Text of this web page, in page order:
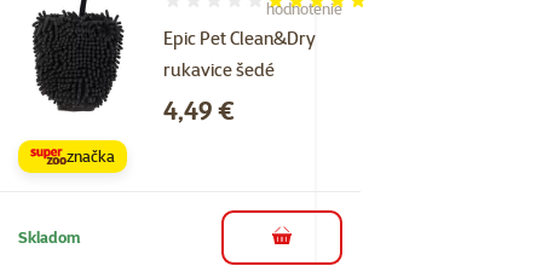
Epic Pet Clean&Dry
rukavice šedé
Hodnotenie 100%, počet hodnotení: 1
hodnotenie
Cena
4,49 €
značka
Skladom do košíka